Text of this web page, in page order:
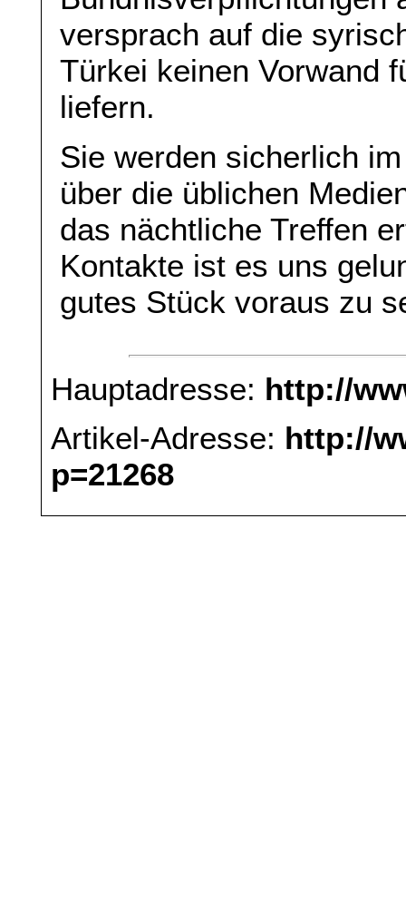
versprach auf die
Türkei keinen Vorwand
liefern.
Sie werden sicherlich
über die üblichen
das nächtliche Treffen
Kontakte ist es uns
gutes Stück voraus zu
Hauptadresse: http://
Artikel-Adresse: http://
p=21268